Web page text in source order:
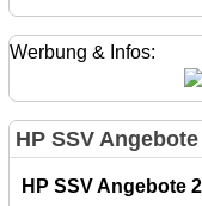
Werbung & Infos:
HP SSV
HP SSV Angebote